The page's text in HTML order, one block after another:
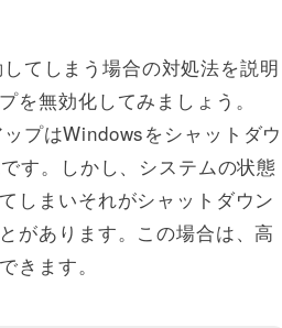
てしまう場合の対処法を説明
を無効化してみましょう。
プはWindowsをシャットダウ
す。しかし、システムの状態
しまいそれがシャットダウン
があります。この場合は、高
きます。